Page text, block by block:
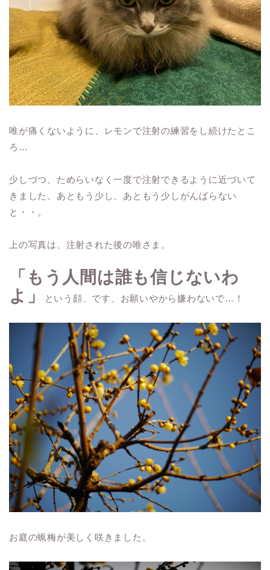
唯が痛くないように、レモンで注射の練習をし続けたとこ
ろ…
少しづつ、ためらいなく一度で注射できるように近づいて
きました、あともう少し、あともう少しがんばらない
と・・。
上の写真は、注射された後の唯さま。
「もう人間は誰も信じないわ
よ」
という顔、です、お願いやから嫌わないで…！
お庭の蝋梅が美しく咲きました。